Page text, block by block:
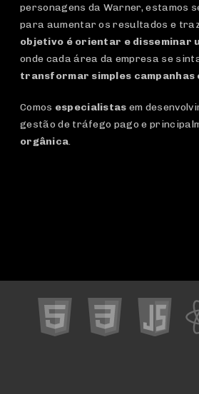
personagens da Warner, estamos
para aumentar os resultados e
objetivo é orientar e disseminar
onde cada área da empresa se
transformar simples campanhas
Comos especialistas em
gestão de tráfego pago e
orgânica.